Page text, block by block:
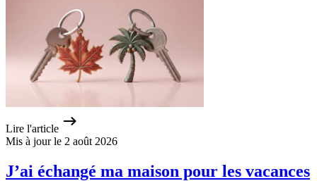
Lire l'article
Mis à jour le 2 août 2026
J’ai échangé ma maison pour les vacances